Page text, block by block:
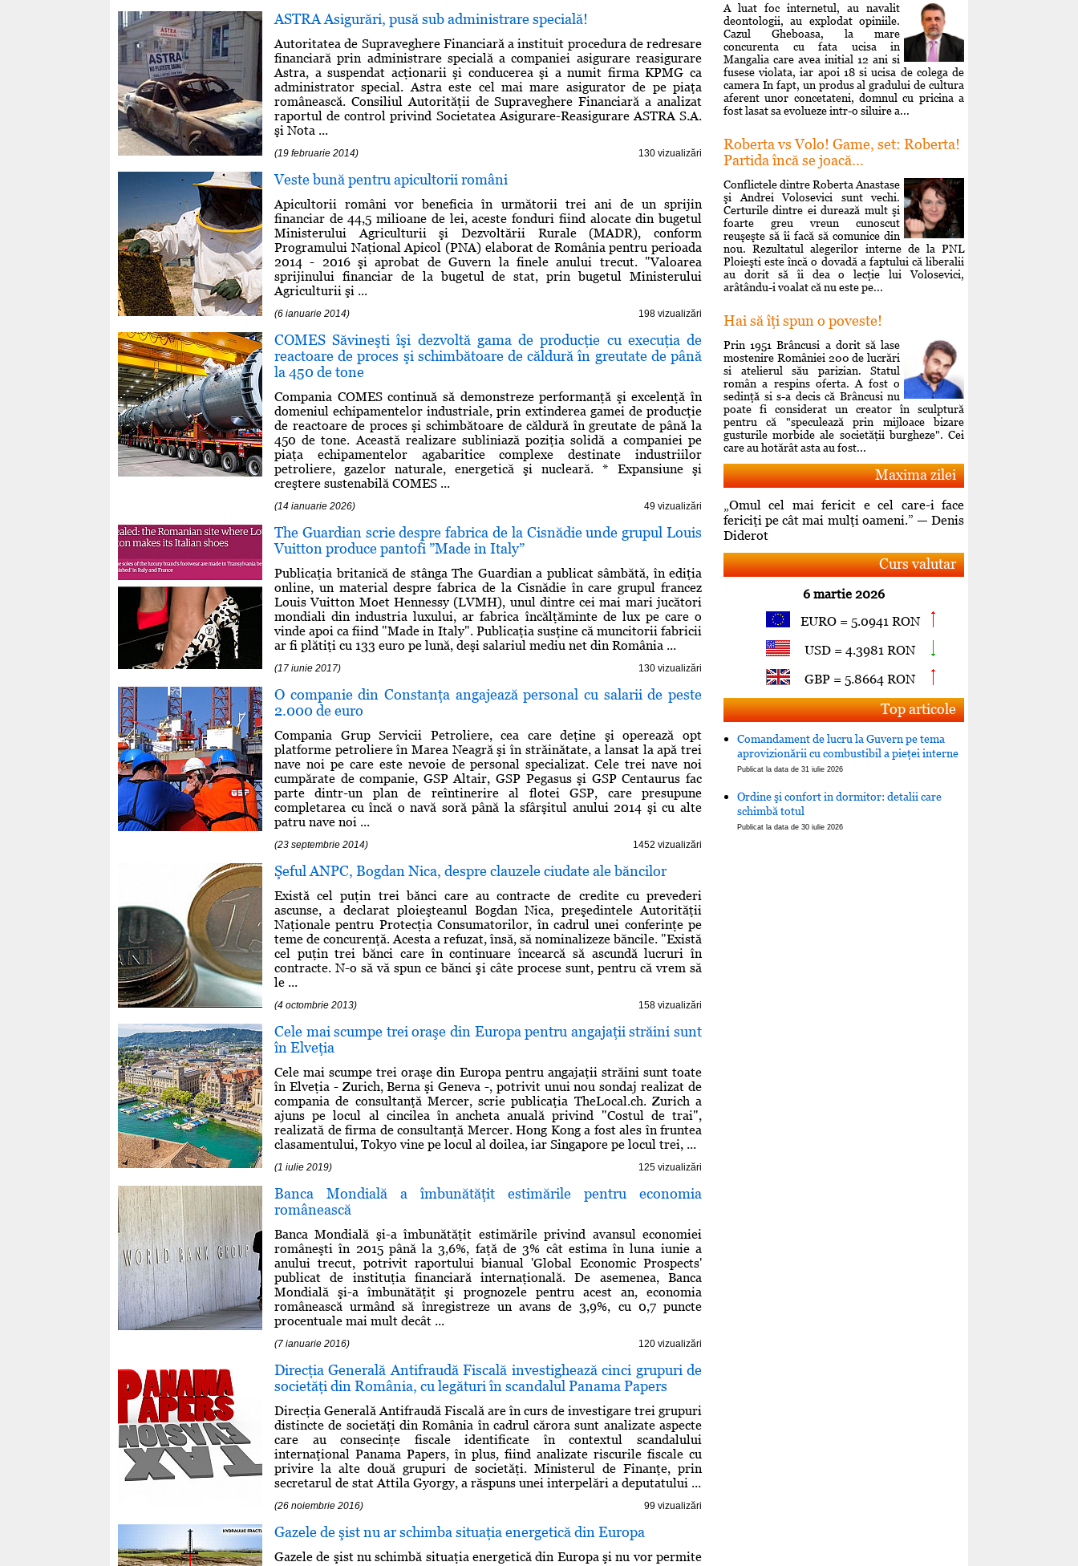
ASTRA Asigurări, pusă sub administrare specială!
Autoritatea de Supraveghere Financiară a instituit procedura de redresare
financiară prin administrare specială a companiei asigurare reasigurare
Astra, a suspendat acţionarii şi conducerea şi a numit firma KPMG ca
administrator special. Astra este cel mai mare asigurator de pe piaţa
românească. Consiliul Autorităţii de Supraveghere Financiară a analizat
raportul de control privind Societatea Asigurare-Reasigurare ASTRA S.A.
şi Nota ...
(19 februarie 2014) 130 vizualizări
Veste bună pentru apicultorii români
Apicultorii români vor beneficia în următorii trei ani de un sprijin
financiar de 44,5 milioane de lei, aceste fonduri fiind alocate din bugetul
Ministerului Agriculturii şi Dezvoltării Rurale (MADR), conform
Programului Naţional Apicol (PNA) elaborat de România pentru perioada
2014 - 2016 şi aprobat de Guvern la finele anului trecut. "Valoarea
sprijinului financiar de la bugetul de stat, prin bugetul Ministerului
Agriculturii şi ...
(6 ianuarie 2014) 198 vizualizări
COMES Săvineşti îşi dezvoltă gama de producţie cu execuţia de
reactoare de proces şi schimbătoare de căldură în greutate de până
la 450 de tone
Compania COMES continuă să demonstreze performanţă şi excelenţă în
domeniul echipamentelor industriale, prin extinderea gamei de producţie
de reactoare de proces şi schimbătoare de căldură în greutate de până la
450 de tone. Această realizare subliniază poziţia solidă a companiei pe
piaţa echipamentelor agabaritice complexe destinate industriilor
petroliere, gazelor naturale, energetică şi nucleară. * Expansiune şi
creştere sustenabilă COMES ...
(14 ianuarie 2026) 49 vizualizări
The Guardian scrie despre fabrica de la Cisnădie unde grupul Louis
Vuitton produce pantofi ”Made in Italy”
Publicaţia britanică de stânga The Guardian a publicat sâmbătă, în ediţia
online, un material despre fabrica de la Cisnădie în care grupul francez
Louis Vuitton Moet Hennessy (LVMH), unul dintre cei mai mari jucători
mondiali din industria luxului, ar fabrica încălţăminte de lux pe care o
vinde apoi ca fiind "Made in Italy". Publicaţia susţine că muncitorii fabricii
ar fi plătiţi cu 133 euro pe lună, deşi salariul mediu net din România ...
(17 iunie 2017) 130 vizualizări
O companie din Constanţa angajează personal cu salarii de peste
2.000 de euro
Compania Grup Servicii Petroliere, cea care deţine şi operează opt
platforme petroliere în Marea Neagră şi în străinătate, a lansat la apă trei
nave noi pe care este nevoie de personal specializat. Cele trei nave noi
cumpărate de companie, GSP Altair, GSP Pegasus şi GSP Centaurus fac
parte dintr-un plan de reîntinerire al flotei GSP, care presupune
completarea cu încă o navă soră până la sfârşitul anului 2014 şi cu alte
patru nave noi ...
(23 septembrie 2014) 1452 vizualizări
Şeful ANPC, Bogdan Nica, despre clauzele ciudate ale băncilor
Există cel puţin trei bănci care au contracte de credite cu prevederi
ascunse, a declarat ploieşteanul Bogdan Nica, preşedintele Autorităţii
Naţionale pentru Protecţia Consumatorilor, în cadrul unei conferinţe pe
teme de concurenţă. Acesta a refuzat, însă, să nominalizeze băncile. "Există
cel puţin trei bănci care în continuare încearcă să ascundă lucruri în
contracte. N-o să vă spun ce bănci şi câte procese sunt, pentru că vrem să
le ...
(4 octombrie 2013) 158 vizualizări
Cele mai scumpe trei oraşe din Europa pentru angajaţii străini sunt
în Elveţia
Cele mai scumpe trei oraşe din Europa pentru angajaţii străini sunt toate
în Elveţia - Zurich, Berna şi Geneva -, potrivit unui nou sondaj realizat de
compania de consultanţă Mercer, scrie publicaţia TheLocal.ch. Zurich a
ajuns pe locul al cincilea în ancheta anuală privind "Costul de trai",
realizată de firma de consultanţă Mercer. Hong Kong a fost ales în fruntea
clasamentului, Tokyo vine pe locul al doilea, iar Singapore pe locul trei, ...
(1 iulie 2019) 125 vizualizări
Banca Mondială a îmbunătăţit estimările pentru economia
românească
Banca Mondială şi-a îmbunătăţit estimările privind avansul economiei
româneşti în 2015 până la 3,6%, faţă de 3% cât estima în luna iunie a
anului trecut, potrivit raportului bianual 'Global Economic Prospects'
publicat de instituţia financiară internaţională. De asemenea, Banca
Mondială şi-a îmbunătăţit şi prognozele pentru acest an, economia
românească urmând să înregistreze un avans de 3,9%, cu 0,7 puncte
procentuale mai mult decât ...
(7 ianuarie 2016) 120 vizualizări
Direcţia Generală Antifraudă Fiscală investighează cinci grupuri de
societăţi din România, cu legături în scandalul Panama Papers
Direcţia Generală Antifraudă Fiscală are în curs de investigare trei grupuri
distincte de societăţi din România în cadrul cărora sunt analizate aspecte
care au consecinţe fiscale identificate în contextul scandalului
internaţional Panama Papers, în plus, fiind analizate riscurile fiscale cu
privire la alte două grupuri de societăţi. Ministerul de Finanţe, prin
secretarul de stat Attila Gyorgy, a răspuns unei interpelări a deputatului ...
(26 noiembrie 2016) 99 vizualizări
Gazele de şist nu ar schimba situaţia energetică din Europa
Gazele de şist nu schimbă situaţia energetică din Europa şi nu vor permite
A luat foc internetul, au navalit
deontologii, au explodat opiniile.
Cazul Gheboasa, la mare
concurenta cu fata ucisa in
Mangalia care avea initial 12 ani si
fusese violata, iar apoi 18 si ucisa de colega de
camera In fapt, un produs al gradului de cultura
aferent unor concetateni, domnul cu pricina a
fost lasat sa evolueze intr-o siluire a...
Roberta vs Volo! Game, set: Roberta!
Partida încă se joacă...
Conflictele dintre Roberta Anastase
şi Andrei Volosevici sunt vechi.
Certurile dintre ei durează mult şi
foarte greu vreun cunoscut
reuşeşte să îi facă să comunice din
nou. Rezultatul alegerilor interne de la PNL
Ploieşti este încă o dovadă a faptului că liberalii
au dorit să îi dea o lecţie lui Volosevici,
arâtându-i voalat că nu este pe...
Hai să îţi spun o poveste!
Prin 1951 Brâncusi a dorit să lase
mostenire României 200 de lucrări
si atelierul său parizian. Statul
român a respins oferta. A fost o
sedinţă si s-a decis că Brâncusi nu
poate fi considerat un creator în sculptură
pentru că "speculează prin mijloace bizare
gusturile morbide ale societăţii burgheze". Cei
care au hotărât asta au fost...
Maxima zilei
„Omul cel mai fericit e cel care-i face
fericiţi pe cât mai mulţi oameni.” — Denis
Diderot
Curs valutar
6 martie 2026
EURO = 5.0941 RON
USD = 4.3981 RON
GBP = 5.8664 RON
Top articole
Comandament de lucru la Guvern pe tema
aprovizionării cu combustibil a pieţei interne
Publicat la data de 31 iulie 2026
Ordine şi confort in dormitor: detalii care
schimbă totul
Publicat la data de 30 iulie 2026